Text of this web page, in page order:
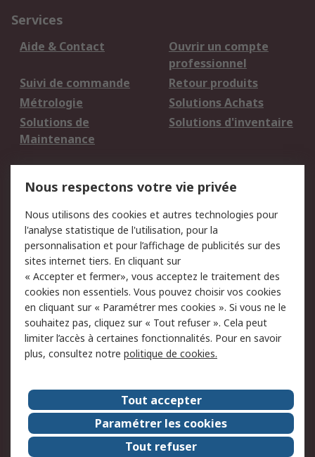
Services
Aide & Contact
Ouvrir un compte
professionnel
Suivi de commande
Retour produits
Métrologie
Solutions Achats
Solutions de
Maintenance
Solutions d'inventaire
du site
Politique de protection
des données - Mise à
jour
Sécurité des E-mails
Conditions générales
de vente
Politique anti-
corruption
Campagnes marketing
A propos de RS
A propos de RS France
Evénements
Le groupe RS Group Plc
Presse
RS dans le monde
Démarche RSE
Nous rejoindre
RS Particuliers
Nous respectons votre vie privée
Nous utilisons des cookies et autres technologies pour
l'analyse statistique de l'utilisation, pour la
personnalisation et pour l’affichage de publicités sur des
sites internet tiers. En cliquant sur
« Accepter et fermer», vous acceptez le traitement des
cookies non essentiels. Vous pouvez choisir vos cookies
en cliquant sur « Paramétrer mes cookies ». Si vous ne le
souhaitez pas, cliquez sur « Tout refuser ». Cela peut
limiter l’accès à certaines fonctionnalités. Pour en savoir
plus, consultez notre politique de cookies.
Tout accepter
Paramétrer les cookies
Tout refuser